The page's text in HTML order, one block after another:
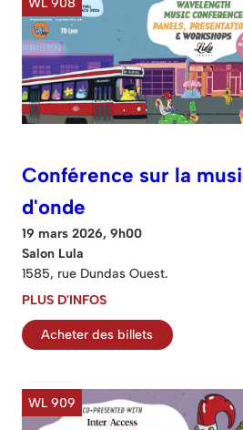
Conférence sur la
d'onde
19 mars 2026, 9h00
Salon Lula
1585, rue Dundas Ouest.
PLUS D'INFOS
Acheter des billets
WL 909